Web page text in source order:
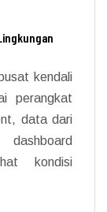
kendali
perangkat
data dari
kondisi